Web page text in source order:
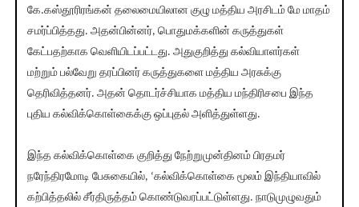
கே.கஸ்தூரிரங்கன் தலைமையிலான குழு மத்திய அரசிடம் மே மாதம்
சமர்ப்பித்தது. அதன்பின்னர், பொதுமக்களின் கருத்துகள்
கேட்பதற்காக வெளியிடப்பட்டது. அதுகுறித்து கல்வியாளர்கள்
மற்றும் பல்வேறு தரப்பினர் கருத்துகளை மத்திய அரசுக்கு
தெரிவித்தனர். அதன் தொடர்ச்சியாக மத்திய மந்திரிசபை இந்த
புதிய கல்விக்கொள்கைக்கு ஒப்புதல் அளித்துள்ளது.
இந்த கல்விக்கொள்கை குறித்து நேற்றுமுன்தினம் பிரதமர்
நரேந்திரமோடி பேசுகையில், ‘கல்விக்கொள்கை மூலம் இந்தியாவில்
கற்பித்தலில் சீர்திருத்தம் கொண்டுவரப்பட்டுள்ளது. நாடுமுழுவதும்